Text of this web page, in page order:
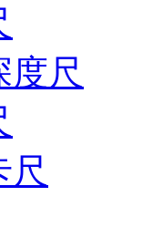
尺